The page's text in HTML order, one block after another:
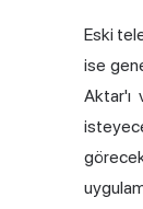
Eski
ise
Aktar'ı